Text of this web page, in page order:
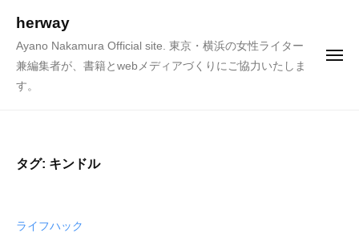
herway
Ayano Nakamura Official site. 東京・横浜の女性ライター
兼編集者が、書籍とwebメディアづくりにご協力いたしま
す。
メ
タグ: キンドル
ライフハック